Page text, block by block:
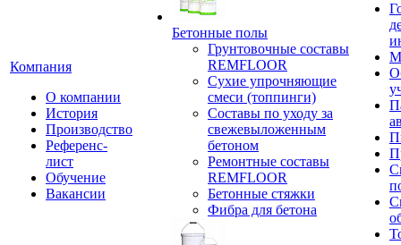
Компания
О компании
История
Производство
Референс-
лист
Обучение
Вакансии
Бетонные полы
Грунтовочные составы
REMFLOOR
Сухие упрочняющие
смеси (топпинги)
Составы по уходу за
свежевыложенным
бетоном
Ремонтные составы
REMFLOOR
Бетонные стяжки
Фибра для бетона